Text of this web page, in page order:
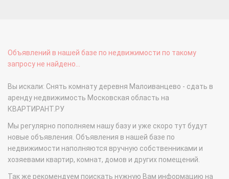
Объявлений в нашей базе по недвижимости по такому
запросу не найдено...
Вы искали: Снять комнату деревня Малоиванцево - сдать в
аренду недвижимость Московская область на
КВАРТИРАНТ.РУ
Мы регулярно пополняем нашу базу и уже скоро тут будут
новые объявления. Объявления в нашей базе по
недвижимости наполняются вручную собственниками и
хозяевами квартир, комнат, домов и других помещений.
Так же рекомендуем поискать нужную Вам информацию на